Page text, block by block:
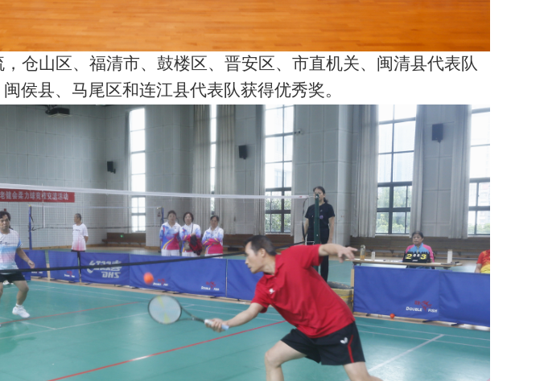
仓山区、福清市、鼓楼区、晋安区、市直机关、闽清县代表队
侯县、马尾区和连江县代表队获得优秀奖。